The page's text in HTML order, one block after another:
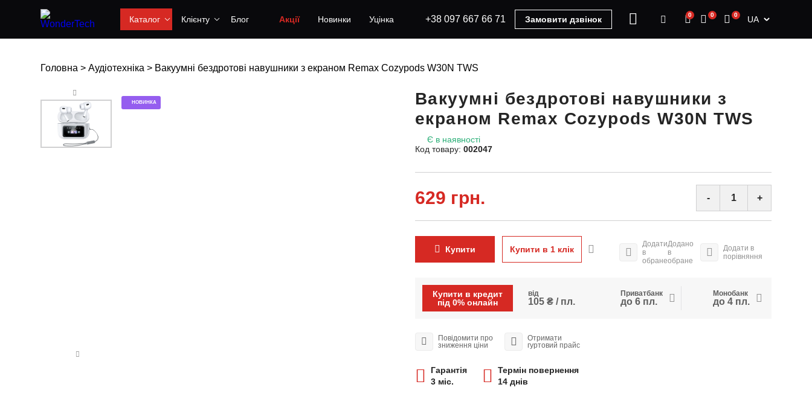
Каталог Клієнту Блог Акції Новинки Уцінка +38 097 667 66 71 Замовити дзвінок 0 0 0 UA
Головна > Аудіотехніка > Вакуумні бездротові навушники з екраном Remax Cozypods W30N TWS
НОВИНКА
Вакуумні бездротові навушники з
екраном Remax Cozypods W30N TWS
Є в наявності
Код товару: 002047
629 грн. - +
Купити Купити в 1 клiк
Додати
в
обране
Додано
в
обране
Додати в
порівняння
Купити в кредит
під 0% онлайн
від
105 ₴ / пл.
Приватбанк
до 6 пл.
Монобанк
до 4 пл.
Повідомити про
зниження ціни
Отримати
гуртовий прайс
Гарантія
3 міс.
Термін повернення
14 днів